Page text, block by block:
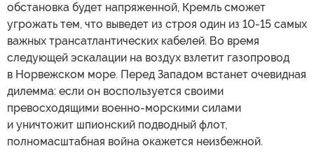
обстановка будет напряженной, Кремль сможет
угрожать тем, что выведет из строя один из 10-15 самых
важных трансатлантических кабелей. Во время
следующей эскалации на воздух взлетит газопровод
в Норвежском море. Перед Западом встанет очевидная
дилемма: если он воспользуется своими
превосходящими военно-морскими силами
и уничтожит шпионский подводный флот,
полномасштабная война окажется неизбежной.